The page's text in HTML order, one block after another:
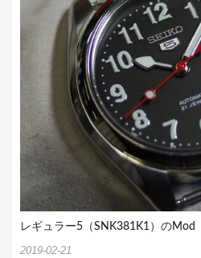
レギュラー5（SNK381K1）のMod
2019-02-21